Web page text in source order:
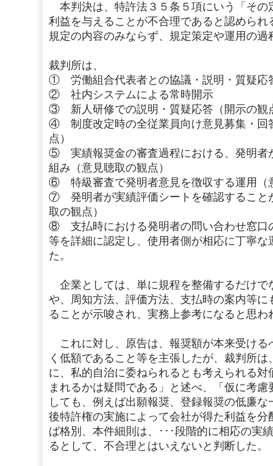
本判決は、特許法３５条５項にいう「その
利益を与えることが不合理であると認めら
規定の内容のみならず、規定策定や運用の
裁判所は、
① 労働組合代表者との協議・説明・質疑応
② 社内システムによる常時開示
③ 新人研修での説明・質疑応答（開示の観
④ 制度改定時の全従業員向け意見募集・回
点）
⑤ 実績報奨金の審査過程における、発明者
組み（意見聴取の観点）
⑥ 特級審査で発明者意見を徴収する運用（
⑦ 発明者が実績評価シートを確認すること
取の観点）
⑧ 支払時における発明者の問い合わせ窓口
等を詳細に認定し、使用者側が相応に丁寧
た。
企業としては、単に規程を整備するだけで
や、周知方法、評価方法、支払時の案内等
ることが示唆され、実務上参考になると思わ
これに対し、原告は、報奨額が本来受ける
く低額であること等を主張したが、裁判所
に、私的自治に委ねられるとも考えられる
まれるかは疑問である」と述べ、「仮に考
しても、例えば出願報奨、登録報奨の低廉
後特許権の実施によって会社が得た利益を
ば格別、本件細則は、･･･段階的に相応の実
るとして、不合理とはいえないと判断した。